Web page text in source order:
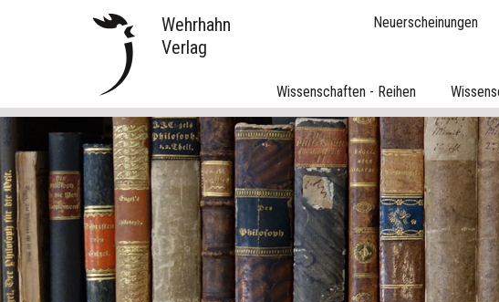
Wehrhahn
Verlag
Neuerscheinungen
Wissenschaften - Reihen